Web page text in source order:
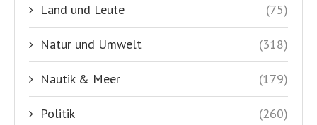
Land und Leute (75)
Natur und Umwelt (318)
Nautik & Meer (179)
Politik (260)